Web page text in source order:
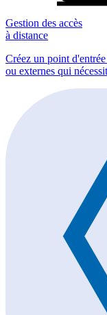
Gestion des accès
à distance
Créez un point
ou externes qui